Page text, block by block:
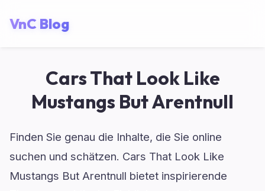
VnC Blog
Cars That Look Like
Mustangs But Arentnull
Finden Sie genau die Inhalte, die Sie online
suchen und schätzen. Cars That Look Like
Mustangs But Arentnull bietet inspirierende